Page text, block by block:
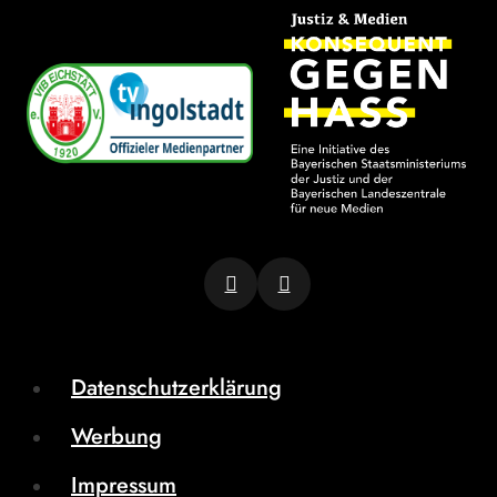
Datenschutzerklärung
Werbung
Impressum